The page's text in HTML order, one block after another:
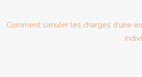
Comment simuler les charges d’une